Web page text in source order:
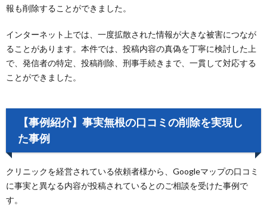
報も削除することができました。
インターネット上では、一度拡散された情報が大きな被害につなが
ることがあります。本件では、投稿内容の真偽を丁寧に検討した上
で、発信者の特定、投稿削除、刑事手続きまで、一貫して対応する
ことができました。
【事例紹介】事実無根の口コミの削除を実現し
た事例
クリニックを経営されている依頼者様から、Googleマップの口コミ
に事実と異なる内容が投稿されているとのご相談を受けた事例で
す。